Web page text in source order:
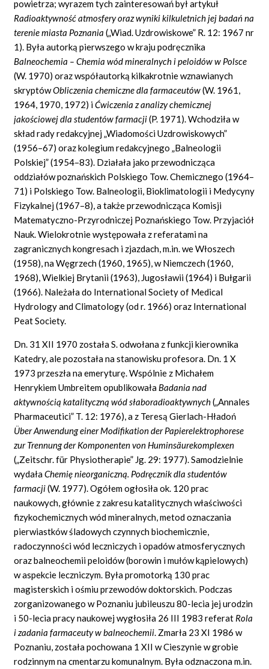
powietrza; wyrazem tych zainteresowań był artykuł
Radioaktywność atmosfery oraz wyniki kilkuletnich jej badań na
terenie miasta Poznania(„Wiad. Uzdrowiskowe” R. 12: 1967 nr
1). Była autorką pierwszego w kraju podręcznika
Balneochemia – Chemia wód mineralnych i peloidów w Polsce
(W. 1970) oraz współautorką kilkakrotnie wznawianych
skryptówObliczenia chemiczne dla farmaceutów(W. 1961,
1964, 1970, 1972) iĆwiczenia z analizy chemicznej
jakościowej dla studentów farmacji(P. 1971). Wchodziła w
skład rady redakcyjnej „Wiadomości Uzdrowiskowych”
(1956–67) oraz kolegium redakcyjnego „Balneologii
Polskiej” (1954–83). Działała jako przewodnicząca
oddziałów poznańskich Polskiego Tow. Chemicznego (1964–
71) i Polskiego Tow. Balneologii, Bioklimatologii i Medycyny
Fizykalnej (1967–8), a także przewodnicząca Komisji
Matematyczno-Przyrodniczej Poznańskiego Tow. Przyjaciół
Nauk. Wielokrotnie występowała z referatami na
zagranicznych kongresach i zjazdach, m.in. we Włoszech
(1958), na Węgrzech (1960, 1965), w Niemczech (1960,
1968), Wielkiej Brytanii (1963), Jugosławii (1964) i Bułgarii
(1966). Należała do International Society of Medical
Hydrology and Climatology (od r. 1966) oraz International
Peat Society.
Dn. 31 XII 1970 została S. odwołana z funkcji kierownika
Katedry, ale pozostała na stanowisku profesora. Dn. 1 X
1973 przeszła na emeryturę. Wspólnie z Michałem
Henrykiem Umbreitem opublikowała Badania nad
aktywnością katalityczną wód słaboradioaktywnych(„Annales
Pharmaceutici” T. 12: 1976), a z Teresą Gierlach-Hładoń
Über Anwendung einer Modifikation der Papierelektrophorese
zur Trennung der Komponenten von Huminsäurekomplexen
(„Zeitschr. für Physiotherapie” Jg. 29: 1977). Samodzielnie
wydałaChemię nieorganiczną. Podręcznik dla studentów
farmacji(W. 1977). Ogółem ogłosiła ok. 120 prac
naukowych, głównie z zakresu katalitycznych właściwości
fizykochemicznych wód mineralnych, metod oznaczania
pierwiastków śladowych czynnych biochemicznie,
radoczynności wód leczniczych i opadów atmosferycznych
oraz balneochemii peloidów (borowin i mułów kąpielowych)
w aspekcie leczniczym. Była promotorką 130 prac
magisterskich i ośmiu przewodów doktorskich. Podczas
zorganizowanego w Poznaniu jubileuszu 80-lecia jej urodzin
i 50-lecia pracy naukowej wygłosiła 26 III 1983 referat Rola
i zadania farmaceuty w balneochemii. Zmarła 23 XI 1986 w
Poznaniu, została pochowana 1 XII w Cieszynie w grobie
rodzinnym na cmentarzu komunalnym. Była odznaczona m.in.